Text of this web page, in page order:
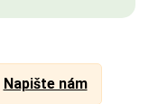
Napište nám